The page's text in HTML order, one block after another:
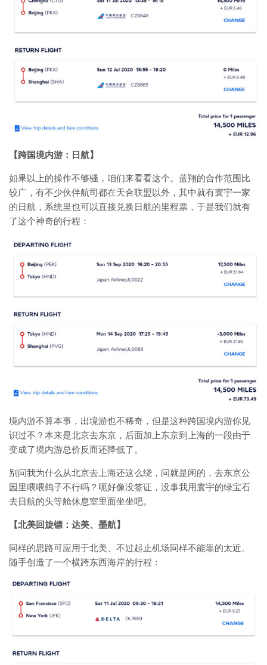
【跨国境内游：日航】
如果以上的操作不够骚，咱们来看看这个。蓝翔的合作范围比
较广，有不少伙伴航司都在天合联盟以外，其中就有寰宇一家
的日航，系统里也可以直接兑换日航的里程票，于是我们就有
了这个神奇的行程：
境内游不算本事，出境游也不稀奇，但是这种跨国境内游你见
识过不？本来是北京去东京，后面加上东京到上海的一段由于
变成了境内游总价反而还降低了。
别问我为什么从北京去上海还这么绕，问就是闲的，去东京公
园里喂喂鸽子不行吗？呃好像没签证，没事我用寰宇的绿宝石
去日航的头等舱休息室里面坐坐吧。
【北美回旋镖：达美、墨航】
同样的思路可应用于北美、不过起止机场同样不能靠的太近。
随手创造了一个横跨东西海岸的行程：